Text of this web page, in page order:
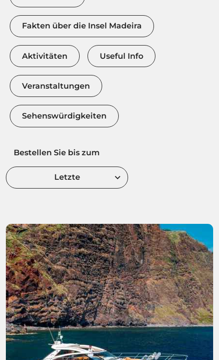
Fakten über die Insel Madeira
Aktivitäten Useful Info
Veranstaltungen
Sehenswürdigkeiten
Bestellen Sie bis zum
Letzte